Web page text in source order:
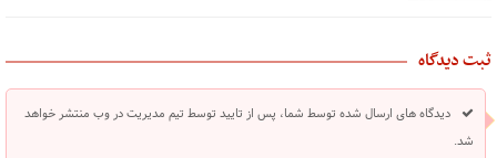
ثبت دیدگاه
دیدگاه های ارسال شده توسط شما، پس از تایید توسط تیم مدیریت در وب منتشر خواهد
شد.